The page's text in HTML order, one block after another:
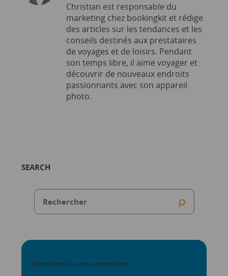
SEARCH
Christian est responsable du
marketing chez bookingkit et rédige
des articles sur les tendances et les
conseils destinés aux prestataires
de voyages et de loisirs. Pendant
son temps libre, il aime voyager et
découvrir de nouveaux endroits
passionnants avec son appareil
photo.